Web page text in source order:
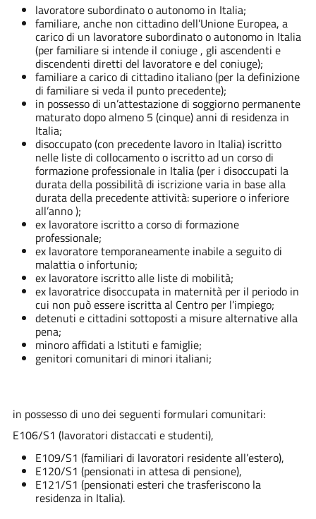
lavoratore subordinato o autonomo in Italia;
familiare, anche non cittadino dell’Unione Europea, a
carico di un lavoratore subordinato o autonomo in Italia
(per familiare si intende il coniuge , gli ascendenti e
discendenti diretti del lavoratore e del coniuge);
familiare a carico di cittadino italiano (per la definizione
di familiare si veda il punto precedente);
in possesso di un’attestazione di soggiorno permanente
maturato dopo almeno 5 (cinque) anni di residenza in
Italia;
disoccupato (con precedente lavoro in Italia) iscritto
nelle liste di collocamento o iscritto ad un corso di
formazione professionale in Italia (per i disoccupati la
durata della possibilità di iscrizione varia in base alla
durata della precedente attività: superiore o inferiore
all’anno );
ex lavoratore iscritto a corso di formazione
professionale;
ex lavoratore temporaneamente inabile a seguito di
malattia o infortunio;
ex lavoratore iscritto alle liste di mobilità;
ex lavoratrice disoccupata in maternità per il periodo in
cui non può essere iscritta al Centro per l’impiego;
detenuti e cittadini sottoposti a misure alternative alla
pena;
minoro affidati a Istituti e famiglie;
genitori comunitari di minori italiani;
in possesso di uno dei seguenti formulari comunitari:
E106/S1 (lavoratori distaccati e studenti),
E109/S1 (familiari di lavoratori residente all’estero),
E120/S1 (pensionati in attesa di pensione),
E121/S1 (pensionati esteri che trasferiscono la
residenza in Italia).